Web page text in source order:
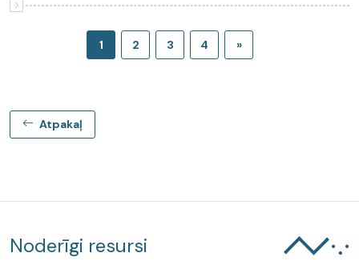
1 2 3 4 »
Atpakaļ
Noderīgi resursi